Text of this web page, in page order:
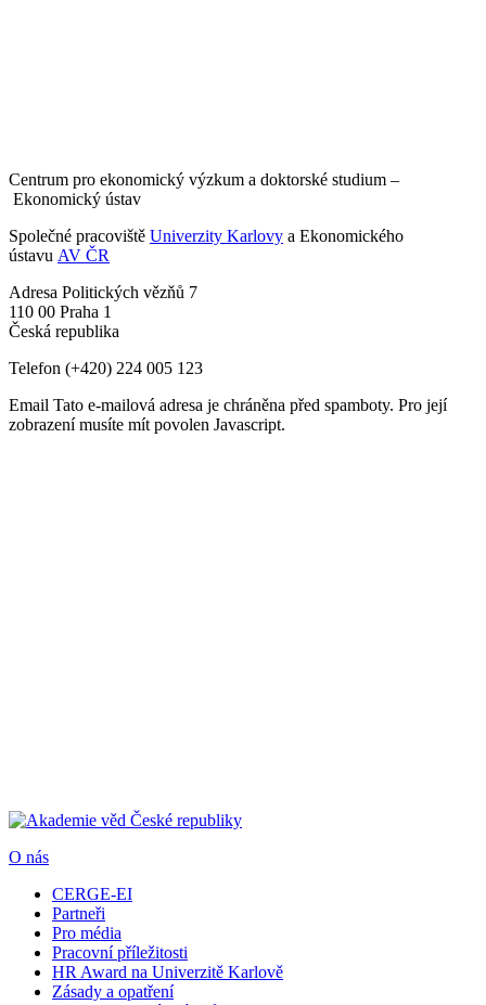
Centrum pro ekonomický výzkum a doktorské studium –
Ekonomický ústav
Společné pracoviště Univerzity Karlovy a Ekonomického
ústavu AV ČR
Adresa Politických vězňů 7
110 00 Praha 1
Česká republika
Telefon (+420) 224 005 123
Email Tato e-mailová adresa je chráněna před spamboty. Pro její
zobrazení musíte mít povolen Javascript.
O nás
CERGE-EI
Partneři
Pro média
Pracovní příležitosti
HR Award na Univerzitě Karlově
Zásady a opatření